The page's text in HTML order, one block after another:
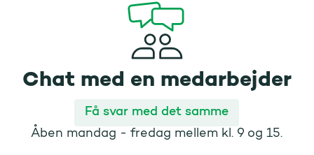
Chat med en medarbejder
Få svar med det samme
Åben mandag - fredag mellem kl. 9 og 15.